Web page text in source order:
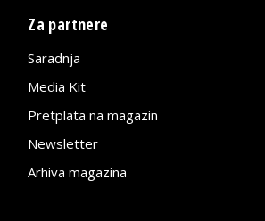
Za partnere
Saradnja
Media Kit
Pretplata na magazin
Newsletter
Arhiva magazina